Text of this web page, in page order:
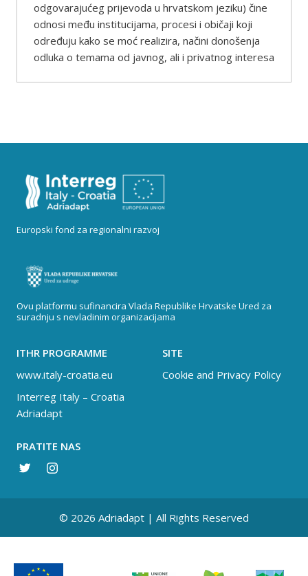
odgovarajućeg prijevoda u hrvatskom jeziku) čine
odnosi među institucijama, procesi i običaji koji
određuju kako se moć realizira, načini donošenja
odluka o temama od javnog, ali i privatnog interesa
Europski fond za regionalni razvoj
Ovu platformu sufinancira Vlada Republike Hrvatske Ured za
suradnju s nevladinim organizacijama
ITHR PROGRAMME
www.italy-croatia.eu
Interreg Italy – Croatia
Adriadapt
SITE
Cookie and Privacy Policy
PRATITE NAS
© 2026 Adriadapt | All Rights Reserved